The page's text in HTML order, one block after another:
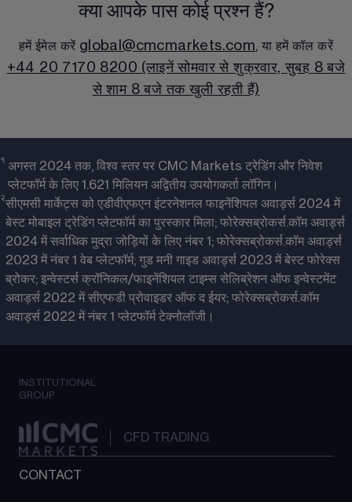
क्या आपके पास कोई प्रश्न हैं?
हमें ईमेल करें global@cmcmarkets.com, या हमें कॉल करें
+44 20 7170 8200 (लाइनें सोमवार से शुक्रवार, सुबह 8 बजे
से शाम 8 बजे तक खुली रहती हैं)
१ अगस्त 2024 तक, विश्व स्तर पर CMC Markets ट्रेडिंग और निवेश
प्लेटफॉर्म के लिए 1.621 मिलियन अद्वितीय उपयोगकर्ता लॉगिन।
२सीएमसी मार्केट्स को एडीवीएफएन इंटरनेशनल फाइनेंशियल अवार्ड्स 2024 में
बेस्ट मोबाइल ट्रेडिंग प्लेटफॉर्म का पुरस्कार मिला; फोरेक्सब्रोकर्स.कॉम अवार्ड्स
2024 में सर्वाधिक मुद्रा जोड़ियों के लिए नंबर 1; फोरेक्सब्रोकर्स.कॉम अवार्ड्स
2023 में नंबर 1 वेब प्लेटफॉर्म; गुड मनी गाइड अवार्ड्स 2023 में बेस्ट फोरेक्स
ब्रोकर; इन्वेस्टर्स क्रॉनिकल/फाइनेंशियल टाइम्स सेलिब्रेशन ऑफ इन्वेस्टमेंट
अवार्ड्स 2022 में सीएफडी प्रोवाइडर ऑफ द ईयर; फोरेक्सब्रोकर्स.कॉम
अवार्ड्स 2022 में नंबर 1 प्लेटफॉर्म टेक्नोलॉजी।
INSTITUTIONAL
GROUP
CFD TRADING
CONTACT